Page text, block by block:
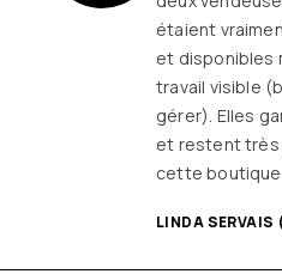
et originaux
morphologies
longtemps que
ou quasiment)
on ne sort